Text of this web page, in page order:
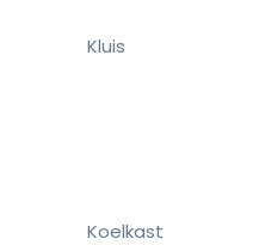
Kluis
Koelkast